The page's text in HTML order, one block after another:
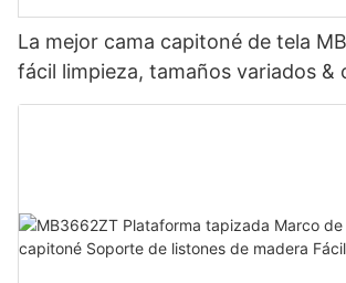
La mejor cama capitoné de tela
fácil limpieza, tamaños variados &
de fábrica - Muebles JLH